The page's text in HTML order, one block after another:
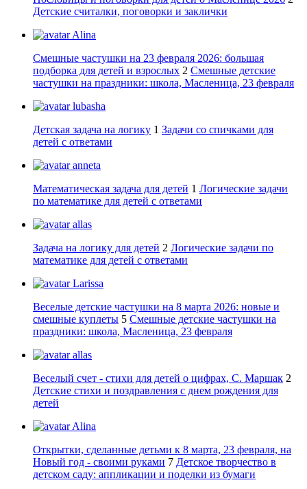
Детские считалки, поговорки и заклички
Alina
Смешные частушки на 23 февраля 2026: большая
подборка для детей и взрослых 2 Смешные детские
частушки на праздники: школа, Масленица, 23 февраля
lubasha
Детская задача на логику 1 Задачи со спичками для
детей с ответами
anneta
Математическая задача для детей 1 Логические задачи
по математике для детей с ответами
allas
Задача на логику для детей 2 Логические задачи по
математике для детей с ответами
Larissa
Веселые детские частушки на 8 марта 2026: новые и
смешные куплеты 5 Смешные детские частушки на
праздники: школа, Масленица, 23 февраля
allas
Веселый счет - стихи для детей о цифрах, С. Маршак 2
Детские стихи и поздравления с днем рождения для
детей
Alina
Открытки, сделанные детьми к 8 марта, 23 февраля, на
Новый год - своими руками 7 Детское творчество в
детском саду: аппликации и поделки из бумаги